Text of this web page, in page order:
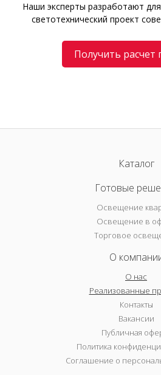
Наши эксперты разработают
светотехнический проект
Получить расчет
Каталог
Готовые
Освещение
Освещение в
Торговое
О
О нас
Реализованные
Контакты
Вакансии
Публичная
Политика
Соглашение о